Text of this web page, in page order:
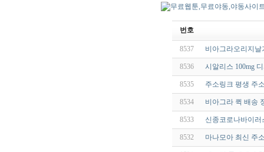
번호
8537 비아그라오리지
8536 시알리스 100mg
8535 주소링크 평생 주
8534 비아그라 퀵 배송
8533 신종코로나바이
8532 마나모아 최신 주